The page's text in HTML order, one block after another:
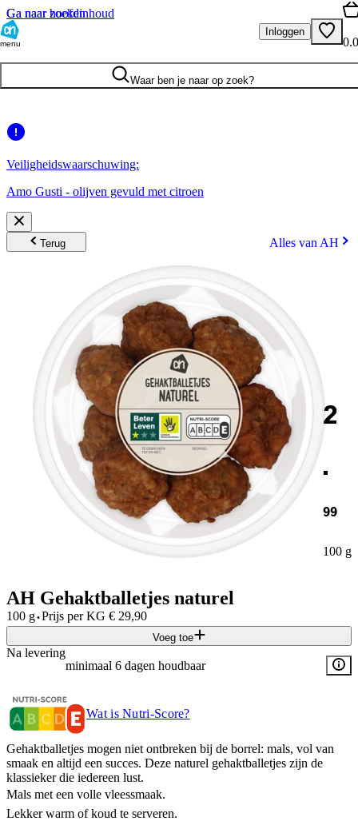
Ga naar hoofdinhoud
Ga naar zoeken
menu
Inloggen
Waar ben je naar op zoek?
Veiligheidswaarschuwing:
Amo Gusti - olijven gevuld met citroen
Terug Alles van AH
2
.
99
100 g
AH Gehaktballetjes naturel
100 g·Prijs per KG € 29,90
Voeg toe
Na levering
minimaal 6 dagen houdbaar
Wat is Nutri-Score?
Gehaktballetjes mogen niet ontbreken bij de borrel: mals, vol van
smaak en altijd een succes. Deze naturel gehaktballetjes zijn de
klassieker die iedereen lust.
Mals met een volle vleessmaak.
Lekker warm of koud te serveren.